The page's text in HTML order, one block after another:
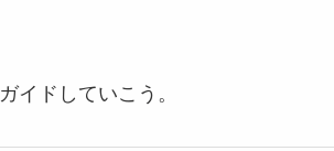
イドしていこう。